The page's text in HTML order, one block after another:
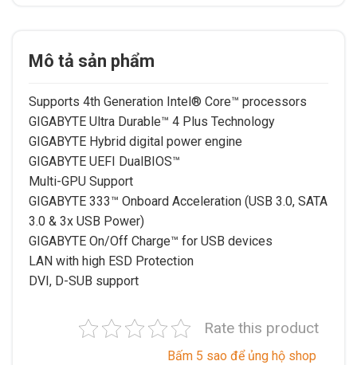
Mô tả sản phẩm
Supports 4th Generation Intel® Core™ processors
GIGABYTE Ultra Durable™ 4 Plus Technology
GIGABYTE Hybrid digital power engine
GIGABYTE UEFI DualBIOS™
Multi-GPU Support
GIGABYTE 333™ Onboard Acceleration (USB 3.0, SATA
3.0 & 3x USB Power)
GIGABYTE On/Off Charge™ for USB devices
LAN with high ESD Protection
DVI, D-SUB support
Rate this product
Bấm 5 sao để ủng hộ shop